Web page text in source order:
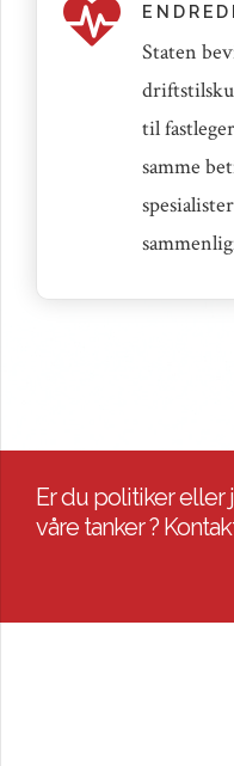
Staten
til
samme
Er du politiker eller
våre tanker ?